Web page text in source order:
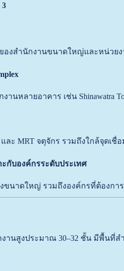
3
องสำนักงานขนาดใหญ่และหน่วย
หลายอาคาร เช่น Shinawatra
ละ MRT จตุจักร รวมถึงใกล้จุดเ
กับองค์กรระดับประเทศ
ขนาดใหญ่ รวมถึงองค์กรที่ต้องก
กงานสูงประมาณ 30–32 ชั้น มีพื้